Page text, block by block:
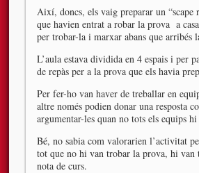
Així, doncs, els vaig preparar un
que havien entrat a robar la prova a
per trobar-la i marxar abans que arribés
L’aula estava dividida en 4 espais i per
de repàs per a la prova que els havia
Per fer-ho van haver de treballar en
altre només podien donar una resposta
argumentar-les quan no tots els equips hi
Bé, no sabia com valorarien l’activitat
tot que no hi van trobar la prova, hi van
nota de curs.